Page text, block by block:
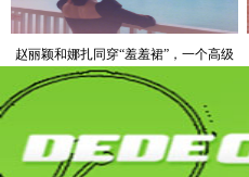
赵丽颖和娜扎同穿“羞羞裙”，一个高级
一个甜美，超赞